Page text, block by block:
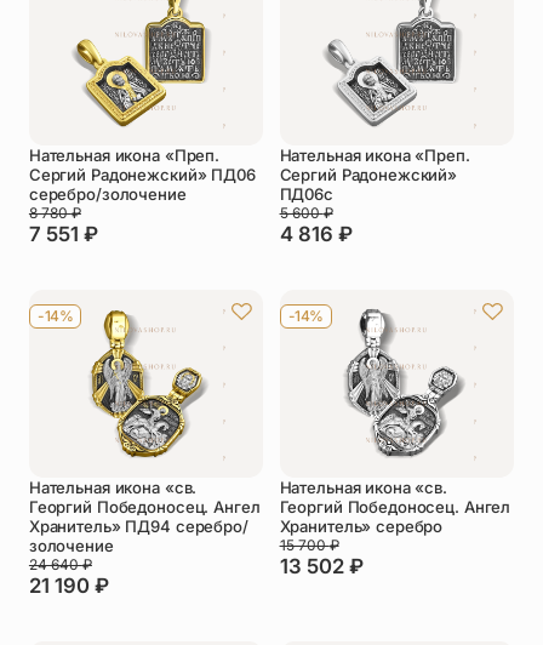
Упаковка
Цепи
Чётки
Шнурки на
Другое
Нательная икона «Преп.
Сергий Радонежский» ПД06
серебро/золочение
7 551 ₽
8 780₽
Нательная икона «Преп.
Сергий Радонежский»
ПД06с
4 816 ₽
5 600₽
-14%
Нательная икона «св.
Георгий Победоносец. Ангел
Хранитель» ПД94 серебро/
золочение
21 190 ₽
24 640₽
-14%
Нательная икона «св.
Георгий Победоносец. Ангел
Хранитель» серебро
13 502 ₽
15 700₽